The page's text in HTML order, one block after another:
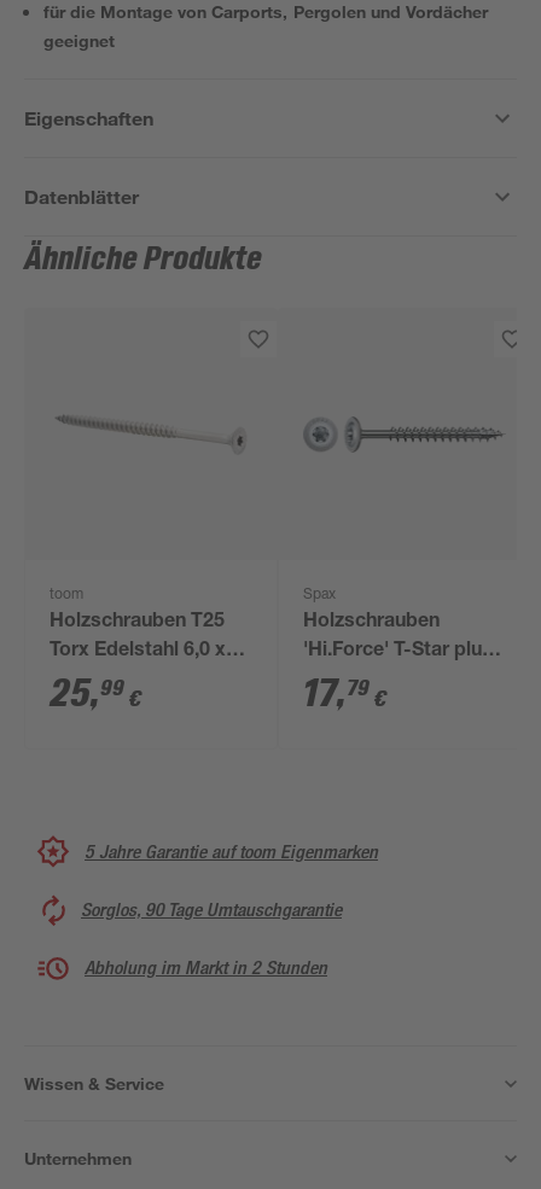
für die Montage von Carports, Pergolen und Vordächer
geeignet
Eigenschaften
Datenblätter
Ähnliche Produkte
toom
Holzschrauben T25
Torx Edelstahl 6,0 x
100 mm 25 Stück
25,99 €
Spax
Holzschrauben
'Hi.Force' T-Star plus
T40 Stahl 8 x 120 mm
20 Stück
17,79 €
5 Jahre Garantie auf toom Eigenmarken
Sorglos, 90 Tage Umtauschgarantie
Abholung im Markt in 2 Stunden
Wissen & Service
Unternehmen